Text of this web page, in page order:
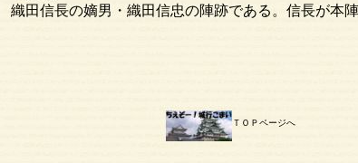
ＴＯＰページへ
織田信長の嫡男・織田信忠の陣跡である。信長が本